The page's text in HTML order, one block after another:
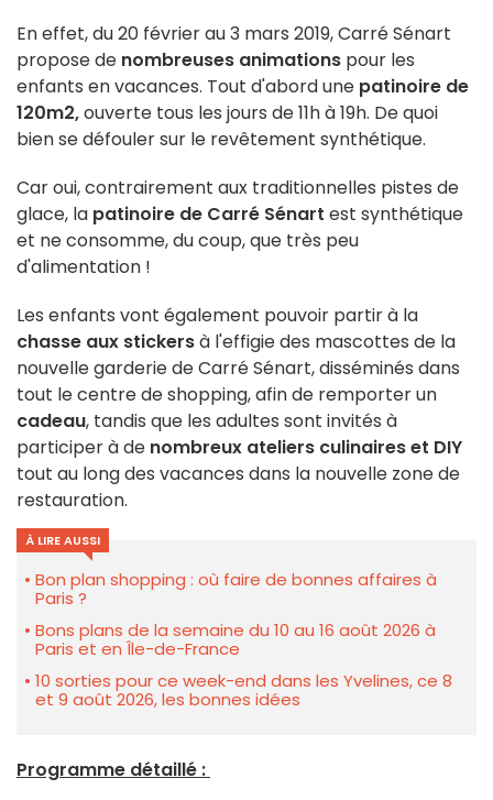
En effet, du 20 février au 3 mars 2019, Carré Sénart
propose de nombreuses animations pour les
enfants en vacances. Tout d'abord une patinoire de
120m2,ouverte tous les jours de 11h à 19h. De quoi
bien se défouler sur le revêtement synthétique.
Car oui, contrairement aux traditionnelles pistes de
glace, la patinoire de Carré Sénart est synthétique
et ne consomme, du coup, que très peu
d'alimentation !
Les enfants vont également pouvoir partir à la
chasse aux stickersà l'effigie des mascottes de la
nouvelle garderie de Carré Sénart, disséminés dans
tout le centre de shopping, afin de remporter un
cadeau, tandis que les adultes sont invités à
participer à de nombreux ateliers culinaires et DIY
tout au long des vacances dans la nouvelle zone de
restauration.
À LIRE AUSSI
Bon plan shopping : où faire de bonnes affaires à
Paris ?
Bons plans de la semaine du 10 au 16 août 2026 à
Paris et en Île-de-France
10 sorties pour ce week-end dans les Yvelines, ce 8
et 9 août 2026, les bonnes idées
Programme détaillé :